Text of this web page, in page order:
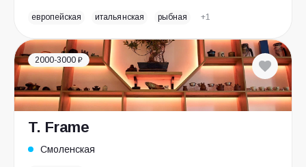
европейская итальянская рыбная +1
2000-3000 ₽
T. Frame
Смоленская